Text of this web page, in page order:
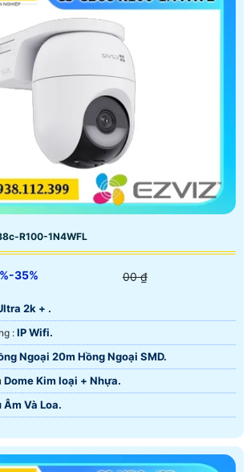
R100-1N4WFL
35% 00 ₫
2k + .
⚒ Công Nghệ Sử Dụng : IP Wifi.
Ngoại 20m Hồng Ngoại SMD.
Dome Kim loại + Nhựa.
Âm Và Loa.